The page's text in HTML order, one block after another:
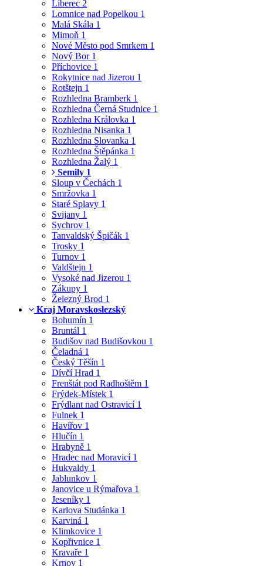
Liberec 2
Lomnice nad Popelkou 1
Malá Skála 1
Mimoň 1
Nové Město pod Smrkem 1
Nový Bor 1
Příchovice 1
Rokytnice nad Jizerou 1
Rotštejn 1
Rozhledna Bramberk 1
Rozhledna Černá Studnice 1
Rozhledna Královka 1
Rozhledna Nisanka 1
Rozhledna Slovanka 1
Rozhledna Štěpánka 1
Rozhledna Žalý 1
Semily 1
Sloup v Čechách 1
Smržovka 1
Staré Splavy 1
Svijany 1
Sychrov 1
Tanvaldský Špičák 1
Trosky 1
Turnov 1
Valdštejn 1
Vysoké nad Jizerou 1
Zákupy 1
Železný Brod 1
Kraj Moravskoslezský
Bohumín 1
Bruntál 1
Budišov nad Budišovkou 1
Čeladná 1
Český Těšín 1
Dívčí Hrad 1
Frenštát pod Radhoštěm 1
Frýdek-Místek 1
Frýdlant nad Ostravicí 1
Fulnek 1
Havířov 1
Hlučín 1
Hrabyně 1
Hradec nad Moravicí 1
Hukvaldy 1
Jablunkov 1
Janovice u Rýmařova 1
Jeseníky 1
Karlova Studánka 1
Karviná 1
Klimkovice 1
Kopřivnice 1
Kravaře 1
Krnov 1